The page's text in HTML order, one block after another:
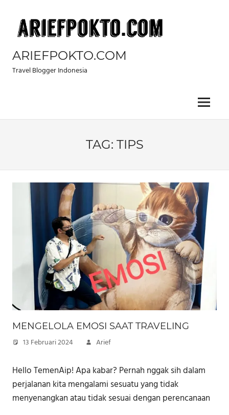
content
ARIEFPOKTO.COM
Travel Blogger Indonesia
Menu
TAG: TIPS
MENGELOLA EMOSI SAAT TRAVELING
13 Februari 2024 Arief
Hello TemenAip! Apa kabar? Pernah nggak sih dalam
perjalanan kita mengalami sesuatu yang tidak
menyenangkan atau tidak sesuai dengan perencanaan